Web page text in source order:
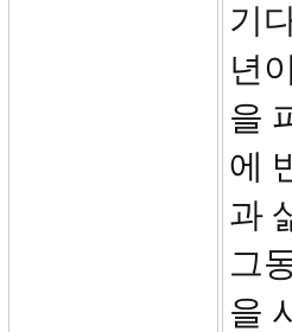
기
년
을
에
과
그
을